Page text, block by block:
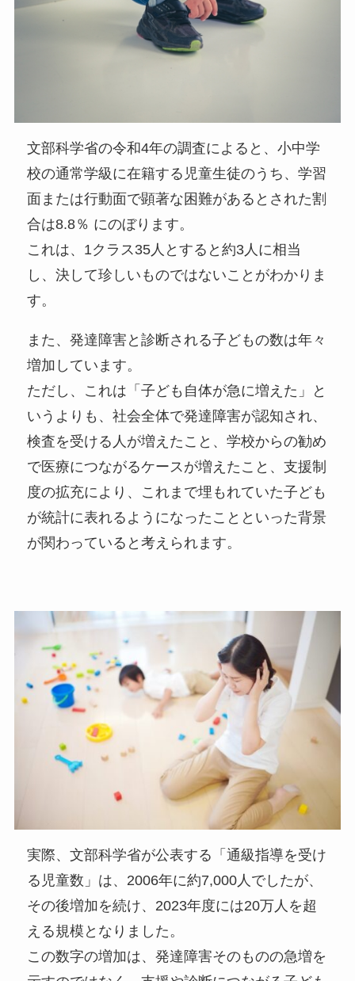
文部科学省の令和4年の調査によると、小中学
校の通常学級に在籍する児童生徒のうち、学習
面または行動面で顕著な困難があるとされた割
合は8.8％ にのぼります。
これは、1クラス35人とすると約3人に相当
し、決して珍しいものではないことがわかりま
す。
また、発達障害と診断される子どもの数は年々
増加しています。
ただし、これは「子ども自体が急に増えた」と
いうよりも、社会全体で発達障害が認知され、
検査を受ける人が増えたこと、学校からの勧め
で医療につながるケースが増えたこと、支援制
度の拡充により、これまで埋もれていた子ども
が統計に表れるようになったことといった背景
が関わっていると考えられます。
実際、文部科学省が公表する「通級指導を受け
る児童数」は、2006年に約7,000人でしたが、
その後増加を続け、2023年度には20万人を超
える規模となりました。
この数字の増加は、発達障害そのものの急増を